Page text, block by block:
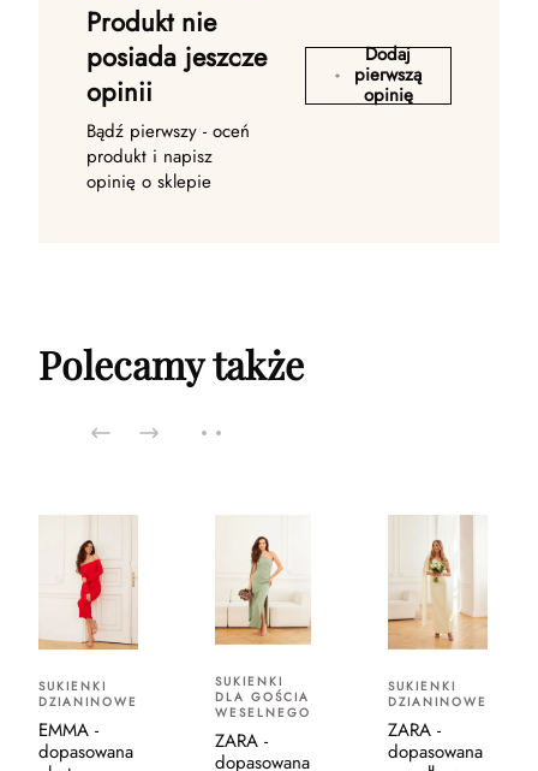
Produkt nie
posiada jeszcze
opinii
Bądź pierwszy - oceń
produkt i napisz
opinię o sklepie
Dodaj
pierwszą
opinię
Polecamy także
SUKIENKI
DZIANINOWE
EMMA -
dopasowana
SUKIENKI
DLA GOŚCIA
WESELNEGO
ZARA -
dopasowana
SUKIENKI
DZIANINOWE
ZARA -
dopasowana